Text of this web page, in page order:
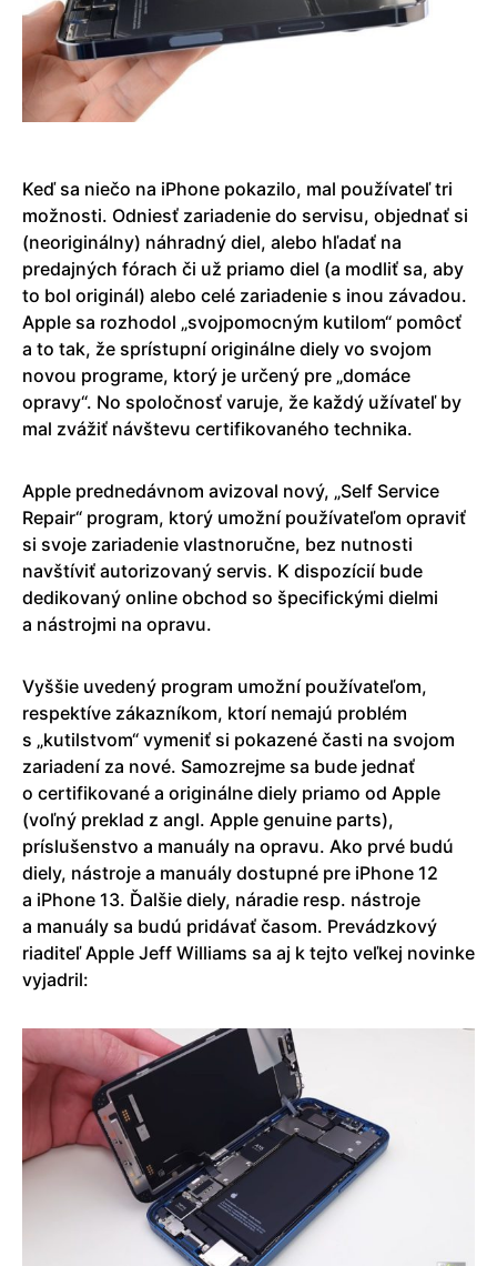
Keď sa niečo na iPhone pokazilo, mal používateľ tri
možnosti. Odniesť zariadenie do servisu, objednať si
(neoriginálny) náhradný diel, alebo hľadať na
predajných fórach či už priamo diel (a modliť sa, aby
to bol originál) alebo celé zariadenie s inou závadou.
Apple sa rozhodol „svojpomocným kutilom“ pomôcť
a to tak, že sprístupní originálne diely vo svojom
novou programe, ktorý je určený pre „domáce
opravy“. No spoločnosť varuje, že každý užívateľ by
mal zvážiť návštevu certifikovaného technika.
Apple prednedávnom avizoval nový, „Self Service
Repair“ program, ktorý umožní používateľom opraviť
si svoje zariadenie vlastnoručne, bez nutnosti
navštíviť autorizovaný servis. K dispozícií bude
dedikovaný online obchod so špecifickými dielmi
a nástrojmi na opravu.
Vyššie uvedený program umožní používateľom,
respektíve zákazníkom, ktorí nemajú problém
s „kutilstvom“ vymeniť si pokazené časti na svojom
zariadení za nové. Samozrejme sa bude jednať
o certifikované a originálne diely priamo od Apple
(voľný preklad z angl. Apple genuine parts),
príslušenstvo a manuály na opravu. Ako prvé budú
diely, nástroje a manuály dostupné pre iPhone 12
a iPhone 13. Ďalšie diely, náradie resp. nástroje
a manuály sa budú pridávať časom. Prevádzkový
riaditeľ Apple Jeff Williams sa aj k tejto veľkej novinke
vyjadril: